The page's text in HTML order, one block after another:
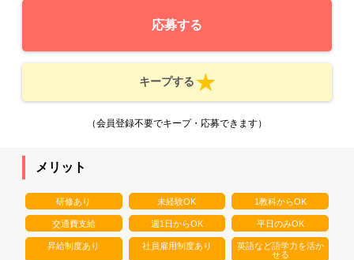
応募する
キープする
（会員登録不要でキープ・応募できます）
メリット
研修あり 未経験OK 1教科からOK
交通費支給 週1日からOK 平日のみOK
昇給制度あり 社員雇用制度あり
英語など語学力を活か
せる